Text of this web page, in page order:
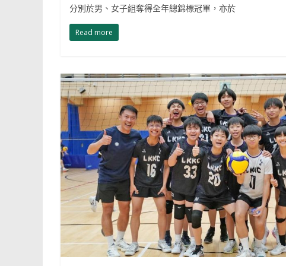
分別於男、女子組奪得全年總錦標冠軍，亦於
Read more